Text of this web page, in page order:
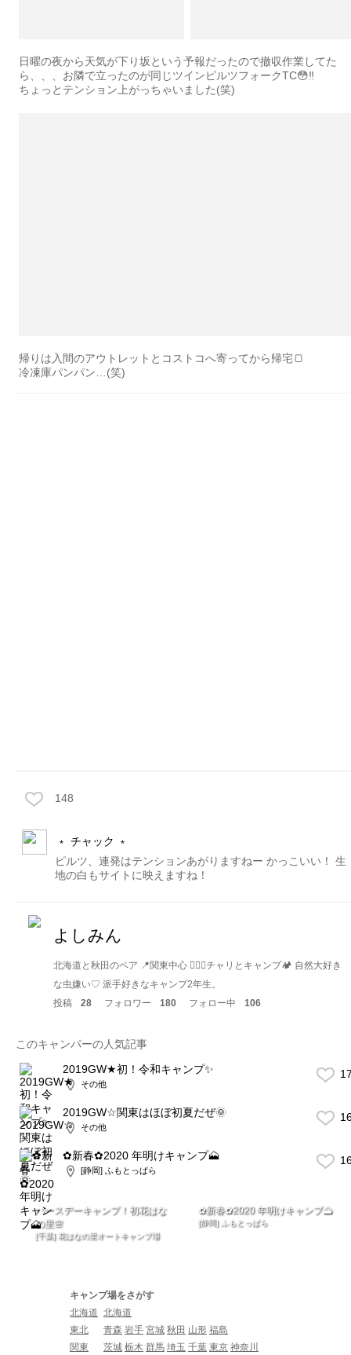
日曜の夜から天気が下り坂という予報だったので撤収作業してた
ら、、、お隣で立ったのが同じツインピルツフォークTC😳‼️
ちょっとテンション上がっちゃいました(笑)
帰りは入間のアウトレットとコストコへ寄ってから帰宅🍞
冷凍庫パンパン…(笑)
148
﹡ チャック ﹡
ピルツ、連発はテンションあがりますねー かっこいい！ 生
地の白もサイトに映えますね！
よしみん
北海道と秋田のペア 📍関東中心 🚴🏻‍♀️チャリとキャンプ🏕 自然大好き
な虫嫌い♡ 派手好きなキャンプ2年生。
投稿
28 フォロワー 180 フォロー中 106
このキャンパーの人気記事
2019GW★初！令和キャンプ✨
その他
2019GW☆関東はほぼ初夏だぜ🌞
その他
✿新春✿2020 年明けキャンプ🗻
[静岡] ふもとっぱら
バースデーキャンプ！初花はな
の里🌸
[千葉] 花はなの里オートキャンプ場
✿新春✿2020 年明けキャンプ🗻
[静岡] ふもとっぱら
キャンプ場をさがす
北海道 北海道
東北
青森 岩手 宮城 秋田 山形 福島
関東
茨城 栃木 群馬 埼玉 千葉 東京 神奈川